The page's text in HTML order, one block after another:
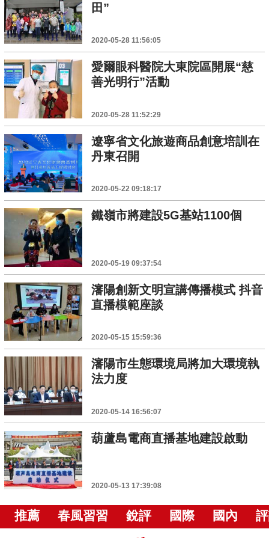
田”
2020-05-28 11:56:05
愛爾眼科醫院大東院區開展“慈
善光明行”活動
2020-05-28 11:52:29
遼寧省文化旅遊商品創意培訓在
丹東召開
2020-05-22 09:18:17
鐵嶺市將建設5G基站1100個
2020-05-19 09:37:54
瀋陽創新文明宣講傳播模式 抖音
直播模範座談
2020-05-15 15:59:36
瀋陽市生態環境局將加大環境執
法力度
2020-05-14 16:56:07
葫蘆島電商直播基地建設啟動
2020-05-13 17:39:08
推薦 春風習習 銳評 國際 國內